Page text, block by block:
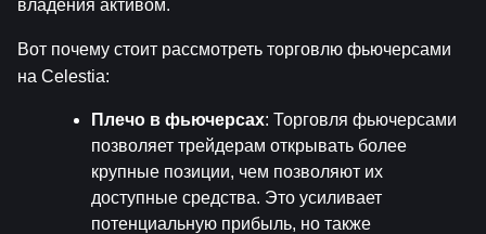
владения активом.
Вот почему стоит рассмотреть торговлю фьючерсами
на Celestia:
Плечо в фьючерсах: Торговля фьючерсами
позволяет трейдерам открывать более
крупные позиции, чем позволяют их
доступные средства. Это усиливает
потенциальную прибыль, но также